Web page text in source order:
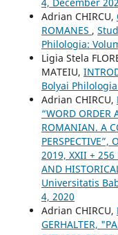
Adrian CHIRCU,
ROMANES ,
Philologia:
Ligia Stela
MATEIU,
Bolyai
Adrian CHIRCU,
“WORD ORDER
ROMANIAN. A
PERSPECTIVE”,
2019, XXII + 256
AND
Universitatis
4, 2020
Adrian CHIRCU,
GERHALTER,